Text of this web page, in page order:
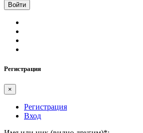
Регистрация
×
Регистрация
Вход